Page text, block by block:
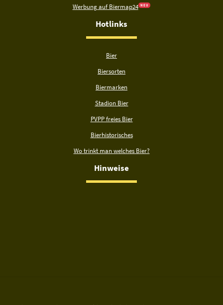
Werbung auf Biermap24 N E U
Hotlinks
Bier
Biersorten
Biermarken
Stadion Bier
PVPP freies Bier
Bierhistorisches
Wo trinkt man welches Bier?
Hinweise